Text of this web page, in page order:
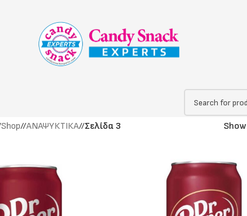
Shop/ ΑΝΑΨΥΚΤΙΚΑ/ Σελίδα 3 Show